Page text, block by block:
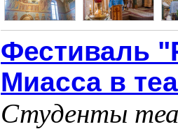
Фестиваль
Миасса в
Студенты